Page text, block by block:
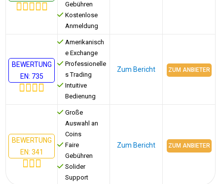
Gebühren
Kostenlose
Anmeldung
BEWERTUNG
EN: 735
Amerikanisch
e Exchange
Professionelle
s Trading
Intuitive
Bedienung
Zum Bericht ZUM ANBIETER
BEWERTUNG
EN: 341
Grоße
Auswahl an
Coins
Faire
Gebühren
Solider
Support
Zum Bericht ZUM ANBIETER